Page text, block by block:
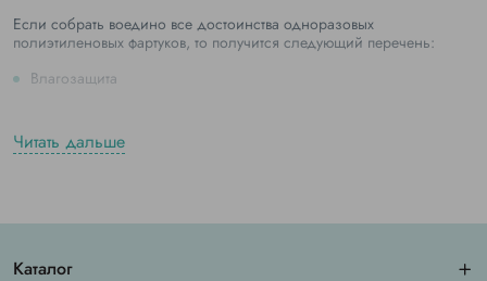
Если собрать воедино все достоинства одноразовых
полиэтиленовых фартуков, то получится следующий перечень:
Влагозащита
абсолютно не пропускают влагу. Это очень важно, особенно если
фартук будет использоваться в медицинских учреждениях во время
Целлофановые фартуки поставляются на предприятия в запаянных
упаковках и никак не контактируют с внешним миром до момента
Читать дальше
Каталог